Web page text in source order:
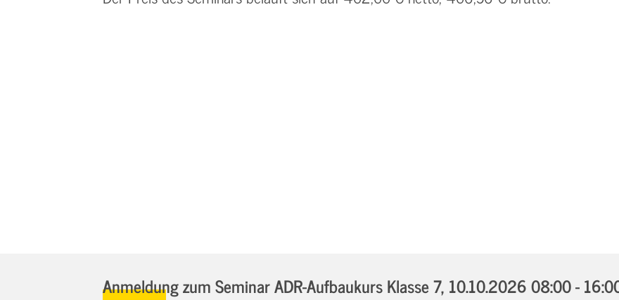
Anmeldung zum Seminar ADR-Aufbaukurs Klasse 7, 10.10.2026 08:00 -